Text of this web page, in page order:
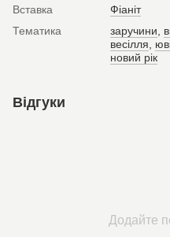
Вставка
Фіаніт
Тематика
заручини
весілля
новий рік
Відгуки
Додайте